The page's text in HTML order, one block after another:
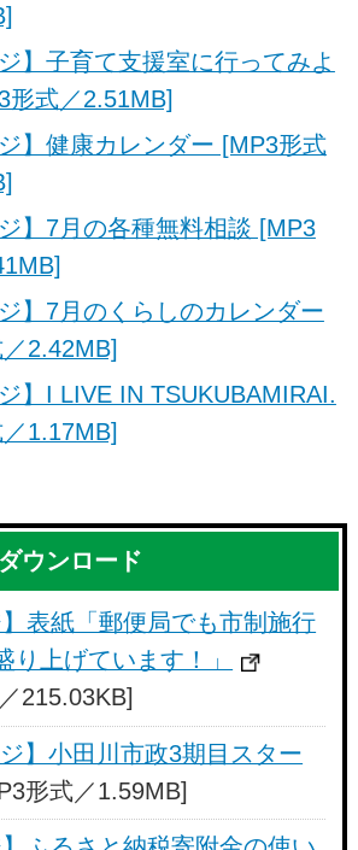
ジ】子育て支援室に行ってみよ
形式／2.51MB]
ジ】健康カレンダー [MP3形式
ジ】7月の各種無料相談 [MP3
ジ】7月のくらしのカレンダー
2.42MB]
ジ】I LIVE IN TSUKUBAMIRAI.
1.17MB]
ウンロード
】表紙「郵便局でも市制施行
り上げています！」
215.03KB]
ジ】小田川市政3期目スター
形式／1.59MB]